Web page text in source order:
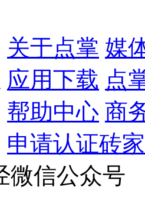
关于点掌 媒
应用下载 点
帮助中心 商
申请认证砖家